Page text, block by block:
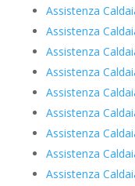
Assistenza
Assistenza
Assistenza
Assistenza
Assistenza
Assistenza
Assistenza
Assistenza
Assistenza